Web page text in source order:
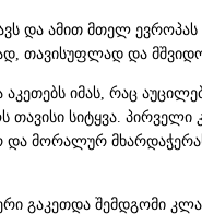
და ამით მთელ
თავისუფლად და
აკეთებს იმას, რაც
თავისი სიტყვა. პირველი
მორალურ
გაკეთდა შემდგომი